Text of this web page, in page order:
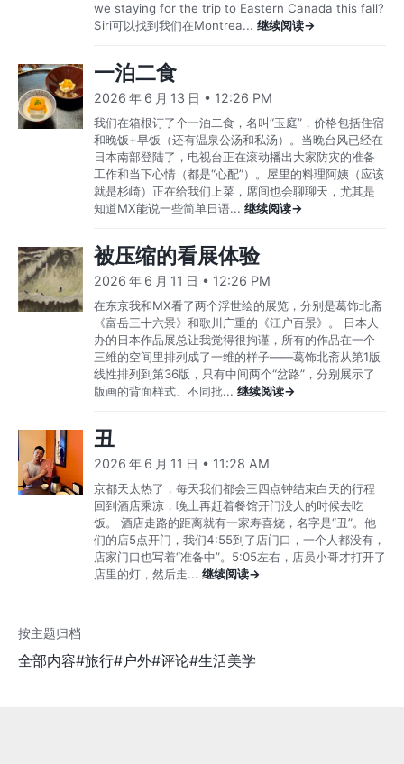
we staying for the trip to Eastern Canada this fall?
Siri可以找到我们在Montrea... 继续阅读→
一泊二食
2026 年 6 月 13 日 • 12:26 PM
我们在箱根订了个一泊二食，名叫“玉庭”，价格包括住宿
和晚饭+早饭（还有温泉公汤和私汤）。当晚台风已经在
日本南部登陆了，电视台正在滚动播出大家防灾的准备
工作和当下心情（都是“心配”）。屋里的料理阿姨（应该
就是杉崎）正在给我们上菜，席间也会聊聊天，尤其是
知道MX能说一些简单日语... 继续阅读→
被压缩的看展体验
2026 年 6 月 11 日 • 12:26 PM
在东京我和MX看了两个浮世绘的展览，分别是葛饰北斋
《富岳三十六景》和歌川广重的《江户百景》。 日本人
办的日本作品展总让我觉得很拘谨，所有的作品在一个
三维的空间里排列成了一维的样子——葛饰北斋从第1版
线性排列到第36版，只有中间两个“岔路”，分别展示了
版画的背面样式、不同批... 继续阅读→
丑
2026 年 6 月 11 日 • 11:28 AM
京都天太热了，每天我们都会三四点钟结束白天的行程
回到酒店乘凉，晚上再赶着餐馆开门没人的时候去吃
饭。 酒店走路的距离就有一家寿喜烧，名字是“丑”。他
们的店5点开门，我们4:55到了店门口，一个人都没有，
店家门口也写着“准备中”。5:05左右，店员小哥才打开了
店里的灯，然后走... 继续阅读→
按主题归档
全部内容#旅行#户外#评论#生活美学